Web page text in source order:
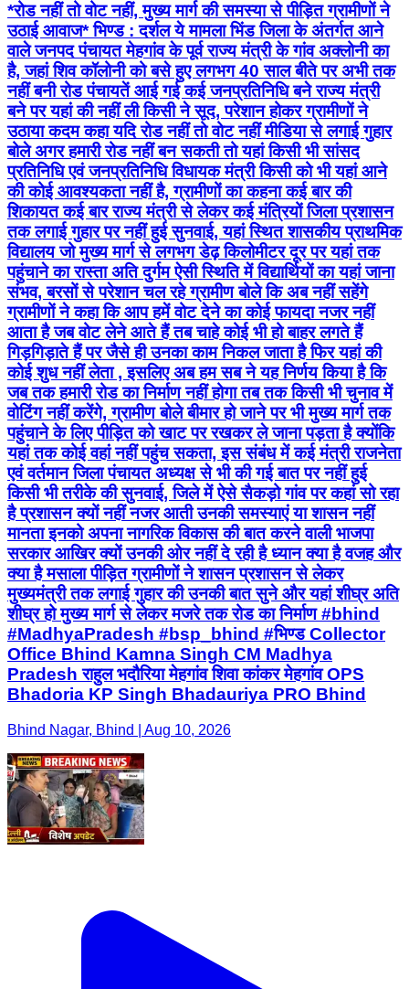
*रोड नहीं तो वोट नहीं, मुख्य मार्ग की समस्या से पीड़ित ग्रामीणों ने
उठाई आवाज* भिण्ड : दर्शल ये मामला भिंड जिला के अंतर्गत आने
वाले जनपद पंचायत मेहगांव के पूर्व राज्य मंत्री के गांव अक्लोनी का
है, जहां शिव कॉलोनी को बसे हुए लगभग 40 साल बीते पर अभी तक
नहीं बनी रोड पंचायतें आई गई कई जनप्रतिनिधि बने राज्य मंत्री
बने पर यहां की नहीं ली किसी ने सूद, परेशान होकर ग्रामीणों ने
उठाया कदम कहा यदि रोड नहीं तो वोट नहीं मीडिया से लगाई गुहार
बोले अगर हमारी रोड नहीं बन सकती तो यहां किसी भी सांसद
प्रतिनिधि एवं जनप्रतिनिधि विधायक मंत्री किसी को भी यहां आने
की कोई आवश्यकता नहीं है, ग्रामीणों का कहना कई बार की
शिकायत कई बार राज्य मंत्री से लेकर कई मंत्रियों जिला प्रशासन
तक लगाई गुहार पर नहीं हुई सुनवाई, यहां स्थित शासकीय प्राथमिक
विद्यालय जो मुख्य मार्ग से लगभग डेढ़ किलोमीटर दूर पर यहां तक
पहुंचाने का रास्ता अति दुर्गम ऐसी स्थिति में विद्यार्थियों का यहां जाना
संभव, बरसों से परेशान चल रहे ग्रामीण बोले कि अब नहीं सहेंगे
ग्रामीणों ने कहा कि आप हमें वोट देने का कोई फायदा नजर नहीं
आता है जब वोट लेने आते हैं तब चाहे कोई भी हो बाहर लगते हैं
गिड़गिड़ाते हैं पर जैसे ही उनका काम निकल जाता है फिर यहां की
कोई शुध नहीं लेता , इसलिए अब हम सब ने यह निर्णय किया है कि
जब तक हमारी रोड का निर्माण नहीं होगा तब तक किसी भी चुनाव में
वोटिंग नहीं करेंगे, ग्रामीण बोले बीमार हो जाने पर भी मुख्य मार्ग तक
पहुंचाने के लिए पीड़ित को खाट पर रखकर ले जाना पड़ता है क्योंकि
यहां तक कोई वहां नहीं पहुंच सकता, इस संबंध में कई मंत्री राजनेता
एवं वर्तमान जिला पंचायत अध्यक्ष से भी की गई बात पर नहीं हुई
किसी भी तरीके की सुनवाई, जिले में ऐसे सैकड़ो गांव पर कहां सो रहा
है प्रशासन क्यों नहीं नजर आती उनकी समस्याएं या शासन नहीं
मानता इनको अपना नागरिक विकास की बात करने वाली भाजपा
सरकार आखिर क्यों उनकी ओर नहीं दे रही है ध्यान क्या है वजह और
क्या है मसाला पीड़ित ग्रामीणों ने शासन प्रशासन से लेकर
मुख्यमंत्री तक लगाई गुहार की उनकी बात सुने और यहां शीघ्र अति
शीघ्र हो मुख्य मार्ग से लेकर मजरे तक रोड का निर्माण #bhind
#MadhyaPradesh #bsp_bhind #भिण्ड Collector
Office Bhind Kamna Singh CM Madhya
Pradesh राहुल भदौरिया मेहगांव शिवा कांकर मेहगांव OPS
Bhadoria KP Singh Bhadauriya PRO Bhind
Bhind Nagar, Bhind | Aug 10, 2026